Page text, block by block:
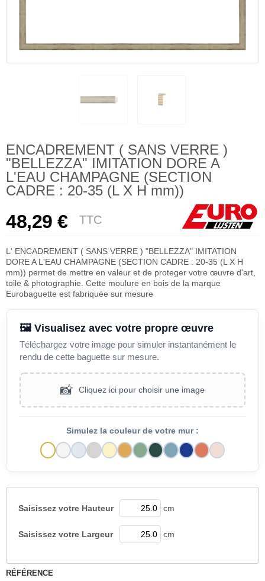
ENCADREMENT ( SANS VERRE )
"BELLEZZA" IMITATION DORE A
L'EAU CHAMPAGNE (SECTION
CADRE : 20-35 (L X H mm))
48,29 € TTC
L' ENCADREMENT ( SANS VERRE ) "BELLEZZA" IMITATION
DORE A L'EAU CHAMPAGNE (SECTION CADRE : 20-35 (L X H
mm)) permet de mettre en valeur et de proteger votre œuvre d'art,
toile & photographie. Cette moulure en bois de la marque
Eurobaguette est fabriquée sur mesure
🖼️ Visualisez avec votre propre œuvre
Téléchargez votre image pour simuler instantanément le
rendu de cette baguette sur mesure.
📸 Cliquez ici pour choisir une image
Simulez la couleur de votre mur :
Saisissez votre Hauteur cm
Saisissez votre Largeur cm
RÉFÉRENCE